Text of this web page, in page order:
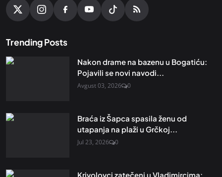
Trending Posts
Nakon drame na bazenu u Bogatiću:
Pojavili se novi navodi...
Avgust 03, 2026 0
Braća iz Šapca spasila ženu od
utapanja na plaži u Grčkoj...
Jul 23, 2026 0
Krivolovci zatečeni u Vladimircima: